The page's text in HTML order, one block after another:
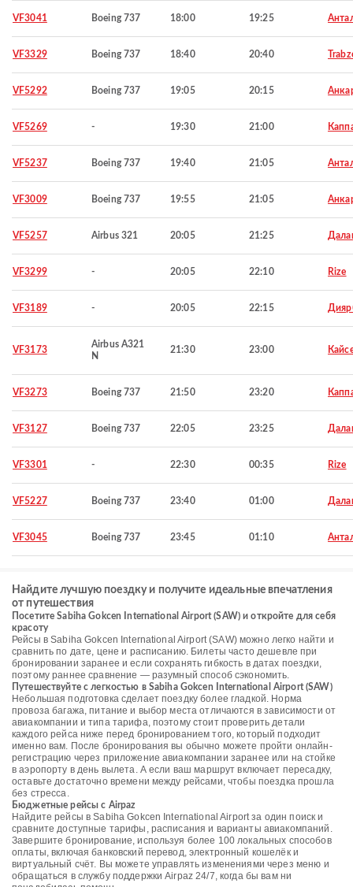
VF3041 Boeing 737 18:00 19:25
VF3329 Boeing 737 18:40 20:40
VF5292 Boeing 737 19:05 20:15
VF5269 - 19:30 21:00
VF5237 Boeing 737 19:40 21:05
VF3009 Boeing 737 19:55 21:05
VF5257 Airbus 321 20:05 21:25
VF3299 - 20:05 22:10 Rize
VF3189 - 20:05 22:15
VF3173
Airbus A321
N
21:30 23:00
VF3273 Boeing 737 21:50 23:20
VF3127 Boeing 737 22:05 23:25
VF3301 - 22:30 00:35 Rize
VF5227 Boeing 737 23:40 01:00
VF3045 Boeing 737 23:45 01:10
Найдите лучшую поездку и получите идеальные впечатления
от путешествия
Посетите Sabiha Gokcen International Airport (SAW) и откройте для себя
красоту
Рейсы в Sabiha Gokcen International Airport (SAW) можно легко найти и
сравнить по дате, цене и расписанию. Билеты часто дешевле при
бронировании заранее и если сохранять гибкость в датах поездки,
поэтому раннее сравнение — разумный способ сэкономить.
Путешествуйте с легкостью в Sabiha Gokcen International Airport (SAW)
Небольшая подготовка сделает поездку более гладкой. Норма
провоза багажа, питание и выбор места отличаются в зависимости от
авиакомпании и типа тарифа, поэтому стоит проверить детали
каждого рейса ниже перед бронированием того, который подходит
именно вам. После бронирования вы обычно можете пройти онлайн-
регистрацию через приложение авиакомпании заранее или на стойке
в аэропорту в день вылета. А если ваш маршрут включает пересадку,
оставьте достаточно времени между рейсами, чтобы поездка прошла
без стресса.
Бюджетные рейсы с Airpaz
Найдите рейсы в Sabiha Gokcen International Airport за один поиск и
сравните доступные тарифы, расписания и варианты авиакомпаний.
Завершите бронирование, используя более 100 локальных способов
оплаты, включая банковский перевод, электронный кошелёк и
виртуальный счёт. Вы можете управлять изменениями через меню и
обращаться в службу поддержки Airpaz 24/7, когда бы вам ни